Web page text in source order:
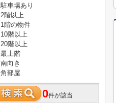
駐車場あり
2階以上
1階の物件
10階以上
20階以上
最上階
南向き
角部屋
0件が該当